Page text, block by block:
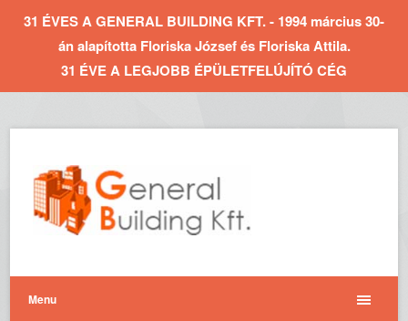
31 ÉVES A GENERAL BUILDING KFT. - 1994 március 30-
án alapította Floriska József és Floriska Attila.
31 ÉVE A LEGJOBB ÉPÜLETFELÚJÍTÓ CÉG
Menu